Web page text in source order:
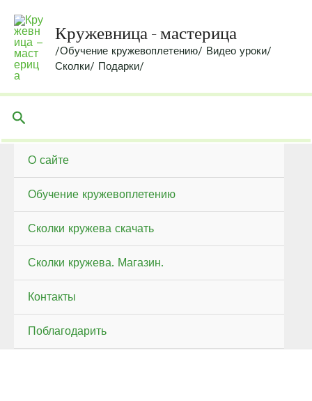
содержимомуКружевница - мастерица
/Обучение кружевоплетению/ Видео уроки/
Сколки/ Подарки/
Поиск
О сайте
Обучение кружевоплетению
Сколки кружева скачать
Сколки кружева. Магазин.
Контакты
Поблагодарить